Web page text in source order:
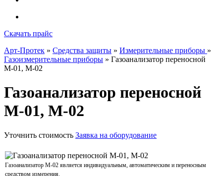
Скачать прайс
Арт-Протек » Средства защиты » Измерительные приборы »
Газоизмерительные приборы » Газоанализатор переносной
М-01, М-02
Газоанализатор переносной
М-01, М-02
Уточнить стоимость Заявка на оборудование
Газоанализатор М-02 является индивидуальным, автоматическим и переносным
средством измерения.